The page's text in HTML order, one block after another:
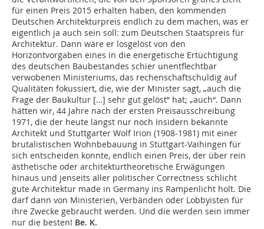
für einen Preis 2015 erhalten haben, den kommenden
Deutschen Architekturpreis endlich zu dem machen, was er
eigentlich ja auch sein soll: zum Deutschen Staatspreis für
Architektur. Dann wäre er losgelöst von den
Horizontvorgaben eines in die energetische Ertüchtigung
des deutschen Baubestandes schier unentflechtbar
verwobenen Ministeriums, das rechenschaftschuldig auf
Qualitäten fokussiert, die, wie der Minister sagt, „auch die
Frage der Baukultur […] sehr gut gelöst“ hat; „auch“. Dann
hätten wir, 44 Jahre nach der ersten Preisausschreibung
1971, die der heute längst nur noch Insidern bekannte
Architekt und Stuttgarter Wolf Irion (1908-1981) mit einer
brutalistischen Wohnbebauung in Stuttgart-Vaihingen für
sich entscheiden konnte, endlich einen Preis, der über rein
ästhetische oder architekturtheoretische Erwägungen
hinaus und jenseits aller politischer Correctness schlicht
gute Architektur made in Germany ins Rampenlicht holt. Die
darf dann von Ministerien, Verbänden oder Lobbyisten für
ihre Zwecke gebraucht werden. Und die werden sein immer
nur die besten! Be. K.